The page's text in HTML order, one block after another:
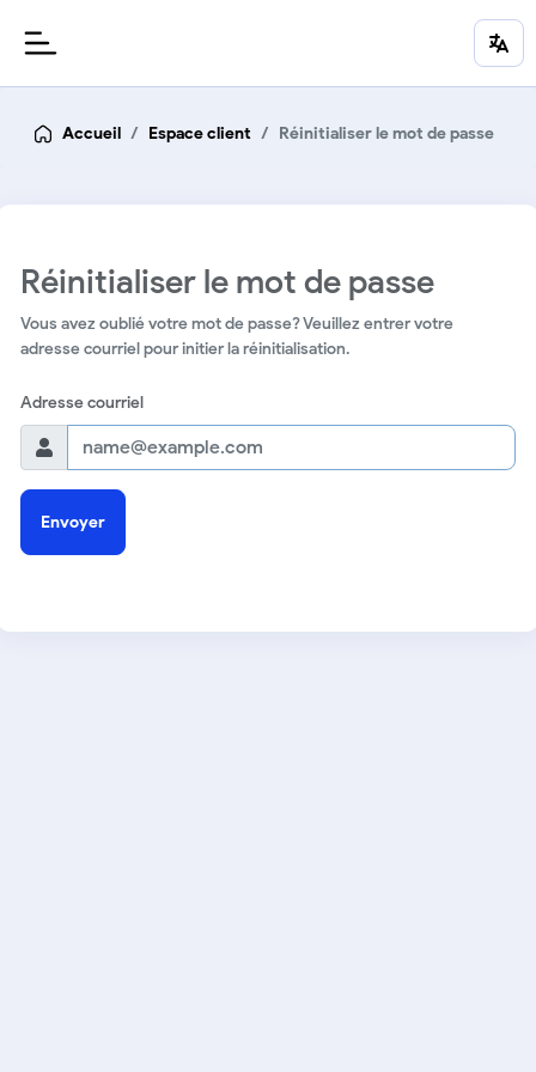
Accueil Espace client Réinitialiser le mot de passe
Réinitialiser le mot de passe
Vous avez oublié votre mot de passe? Veuillez entrer votre
adresse courriel pour initier la réinitialisation.
Adresse courriel
Envoyer